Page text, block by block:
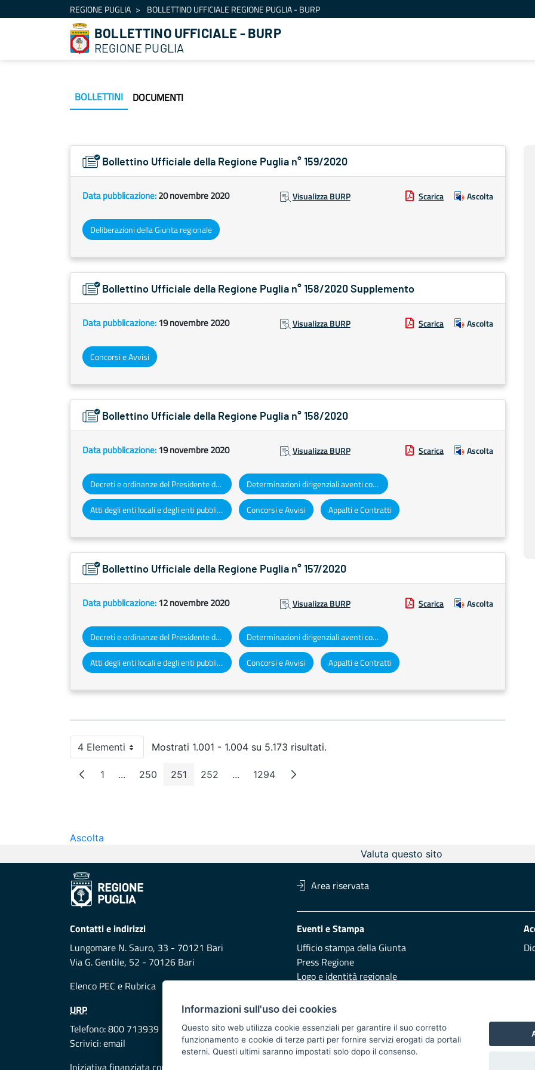
Salta al contenutoREGIONE PUGLIA BOLLETTINO UFFICIALE REGIONE PUGLIA - BURP
BOLLETTINO UFFICIALE - BURP
REGIONE PUGLIA
BOLLETTINI DOCUMENTI
Bollettino Ufficiale della Regione Puglia n° 159/2020
Data pubblicazione:20 novembre 2020 Visualizza BURP Scarica Ascolta
Deliberazioni della Giunta regionale
Bollettino Ufficiale della Regione Puglia n° 158/2020 Supplemento
Data pubblicazione:19 novembre 2020 Visualizza BURP Scarica Ascolta
Concorsi e Avvisi
Bollettino Ufficiale della Regione Puglia n° 158/2020
Data pubblicazione:19 novembre 2020 Visualizza BURP Scarica Ascolta
Decreti e ordinanze del Presidente della Giunta regionale Determinazioni dirigenziali aventi contenuto di interesse generale
Atti degli enti locali e degli enti pubblici e privati Concorsi e Avvisi Appalti e Contratti
Bollettino Ufficiale della Regione Puglia n° 157/2020
Data pubblicazione:12 novembre 2020 Visualizza BURP Scarica Ascolta
Decreti e ordinanze del Presidente della Giunta regionale Determinazioni dirigenziali aventi contenuto di interesse generale
Atti degli enti locali e degli enti pubblici e privati Concorsi e Avvisi Appalti e Contratti
4 ElementiPer paginaMostrati 1.001 - 1.004 su 5.173 risultati.
Pagina
1 ...Pagine intermedie
Pagina
250 Pagina
251 Pagina
252 ...Pagine intermedie
Pagina
1294
Ascolta
Valuta questo sito
Area riservata
Contatti e indirizzi
Lungomare N. Sauro, 33 - 70121 Bari
Via G. Gentile, 52 - 70126 Bari
Elenco PEC e Rubrica
Eventi e Stampa
Ufficio stampa della Giunta
Press Regione
Logo e identità regionale
URP
Telefono: 800 713939
Scrivici:email
Redazione
Presentazione
Responsabili di pubblicazione
Iniziativa finanziata con risorse del POR Puglia 2014/2020 - Asse XI
Informazioni sull'uso dei cookies
Questo sito web utilizza cookie essenziali per garantire il suo corretto
funzionamento e cookie di terze parti per fornire servizi erogati da portali
esterni. Questi ultimi saranno impostati solo dopo il consenso.